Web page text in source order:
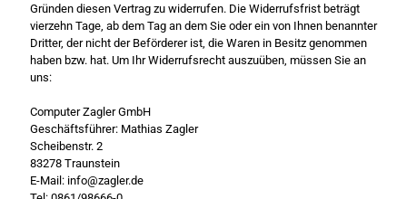
Gründen diesen Vertrag zu widerrufen. Die Widerrufsfrist beträgt
vierzehn Tage, ab dem Tag an dem Sie oder ein von Ihnen benannter
Dritter, der nicht der Beförderer ist, die Waren in Besitz genommen
haben bzw. hat. Um Ihr Widerrufsrecht auszuüben, müssen Sie an
uns:
Computer Zagler GmbH
Geschäftsführer: Mathias Zagler
Scheibenstr. 2
83278 Traunstein
E-Mail: info@zagler.de